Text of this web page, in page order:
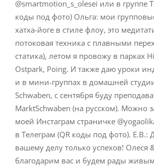
@smartmotion_s_olesei или в группе
коды под фото) Ольга: мои
хатха-йоге в стиле флоу, это
потоковая техника с плавными
статика), летом я провожу в парках
Ostpark, Poing. И также даю уроки
и в мини-группах в домашней
Schwaben, с сентября буду
MarktSchwaben (на русском). Можно
моей Инстаграм страничке
в Телеграм (QR коды под фото). Е.В.:
вашему делу только успехов! Олеся
благодарим вас и будем рады